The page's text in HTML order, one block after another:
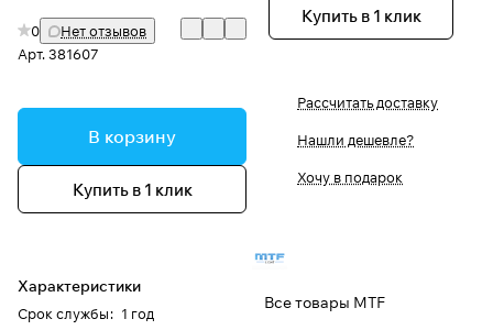
0
Нет отзывов
Арт.381607
В корзину
Купить в 1 клик
Характеристики
Срок службы: 1 год
Купить в 1 клик
Рассчитать доставку
Нашли дешевле?
Хочу в подарок
Все товары MTF